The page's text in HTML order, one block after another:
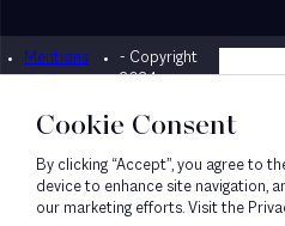
Mentions
légales
- Copyright
2024
Cookie Consent
By clicking “Accept”, you agree to
device to enhance site navigation,
our marketing efforts. Visit the